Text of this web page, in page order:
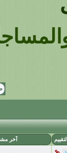
آخر